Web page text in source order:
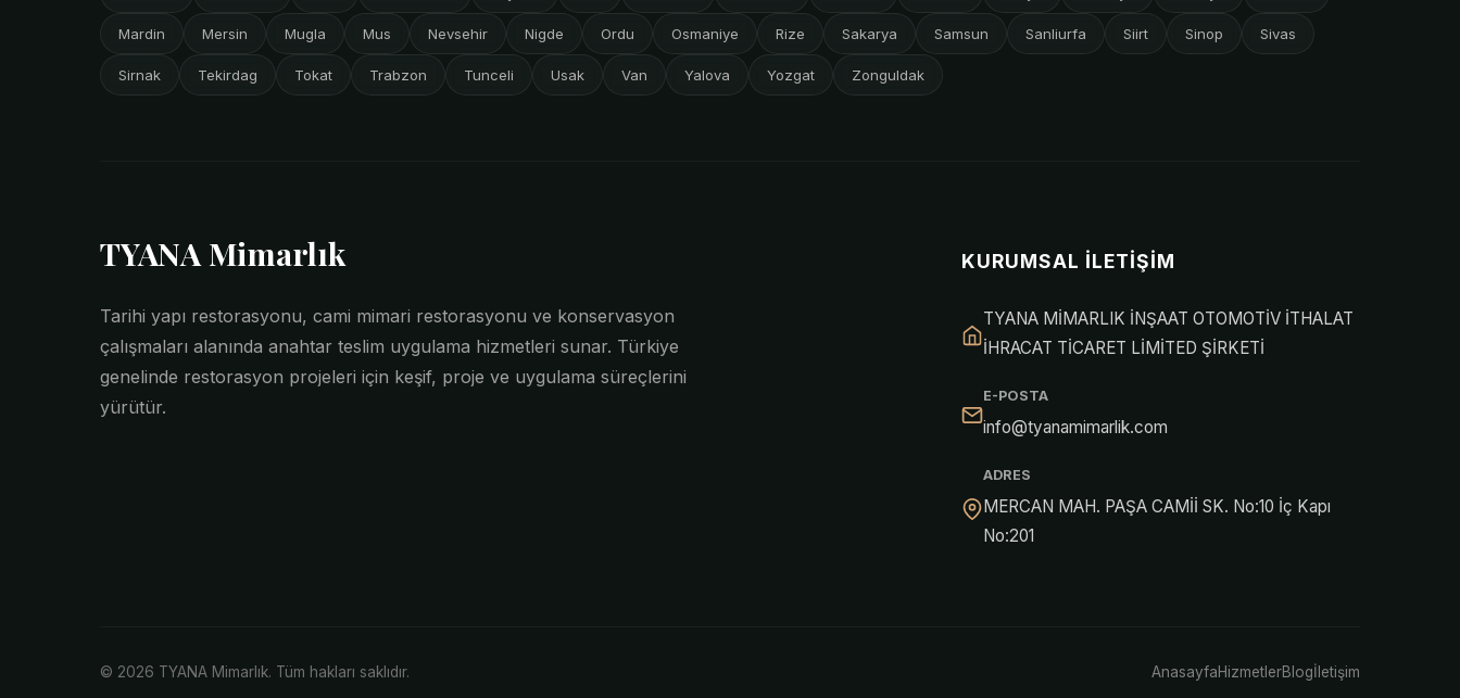
Mardin Mersin Mugla Mus Nevsehir Nigde Ordu Osmaniye Rize Sakarya Samsun Sanliurfa Siirt Sinop Sivas
Sirnak Tekirdag Tokat Trabzon Tunceli Usak Van Yalova Yozgat Zonguldak
TYANA Mimarlık
Tarihi yapı restorasyonu, cami mimari restorasyonu ve konservasyon
çalışmaları alanında anahtar teslim uygulama hizmetleri sunar. Türkiye
genelinde restorasyon projeleri için keşif, proje ve uygulama süreçlerini
yürütür.
KURUMSAL İLETIŞIM
TYANA MİMARLIK İNŞAAT OTOMOTİV İTHALAT
İHRACAT TİCARET LİMİTED ŞİRKETİ
E-POSTA
info@tyanamimarlik.com
ADRES
MERCAN MAH. PAŞA CAMİİ SK. No:10 İç Kapı
No:201
© 2026 TYANA Mimarlık. Tüm hakları saklıdır. AnasayfaHizmetlerBlogİletişim